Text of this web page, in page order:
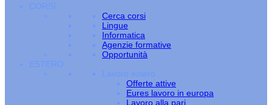
CORSI
Cerca corsi
Lingue
Informatica
Agenzie formative
Opportunità
ESTERO
Lavoro estero
Offerte attive
Eures lavoro in europa
Lavoro alla pari